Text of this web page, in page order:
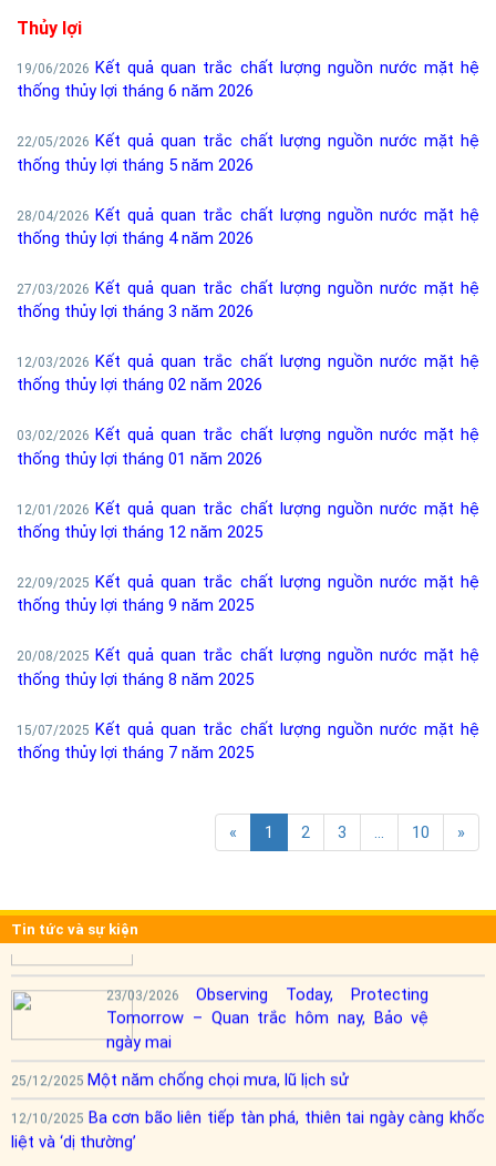
Thủy lợi
19/06/2026 Kết quả quan trắc chất lượng nguồn nước mặt hệ
thống thủy lợi tháng 6 năm 2026
22/05/2026 Kết quả quan trắc chất lượng nguồn nước mặt hệ
thống thủy lợi tháng 5 năm 2026
28/04/2026 Kết quả quan trắc chất lượng nguồn nước mặt hệ
thống thủy lợi tháng 4 năm 2026
27/03/2026 Kết quả quan trắc chất lượng nguồn nước mặt hệ
thống thủy lợi tháng 3 năm 2026
12/03/2026 Kết quả quan trắc chất lượng nguồn nước mặt hệ
thống thủy lợi tháng 02 năm 2026
03/02/2026 Kết quả quan trắc chất lượng nguồn nước mặt hệ
thống thủy lợi tháng 01 năm 2026
12/01/2026 Kết quả quan trắc chất lượng nguồn nước mặt hệ
thống thủy lợi tháng 12 năm 2025
22/09/2025 Kết quả quan trắc chất lượng nguồn nước mặt hệ
thống thủy lợi tháng 9 năm 2025
20/08/2025 Kết quả quan trắc chất lượng nguồn nước mặt hệ
thống thủy lợi tháng 8 năm 2025
15/07/2025 Kết quả quan trắc chất lượng nguồn nước mặt hệ
thống thủy lợi tháng 7 năm 2025
« 1 2 3 ... 10 »
Tin tức và sự kiện
17/06/2026 Hưởng ứng Ngày Thế giới chống
sa mạc hóa và hạn hán
23/03/2026
Observing Today, Protecting
Tomorrow – Quan trắc hôm nay, Bảo vệ
ngày mai
25/12/2025 Một năm chống chọi mưa, lũ lịch sử
12/10/2025 Ba cơn bão liên tiếp tàn phá, thiên tai ngày càng khốc
liệt và ‘dị thường’